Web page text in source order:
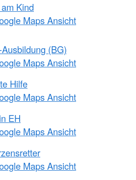
Kind
Maps Ansicht
(BG)
Maps Ansicht
Hilfe
Maps Ansicht
EH
Maps Ansicht
Maps Ansicht